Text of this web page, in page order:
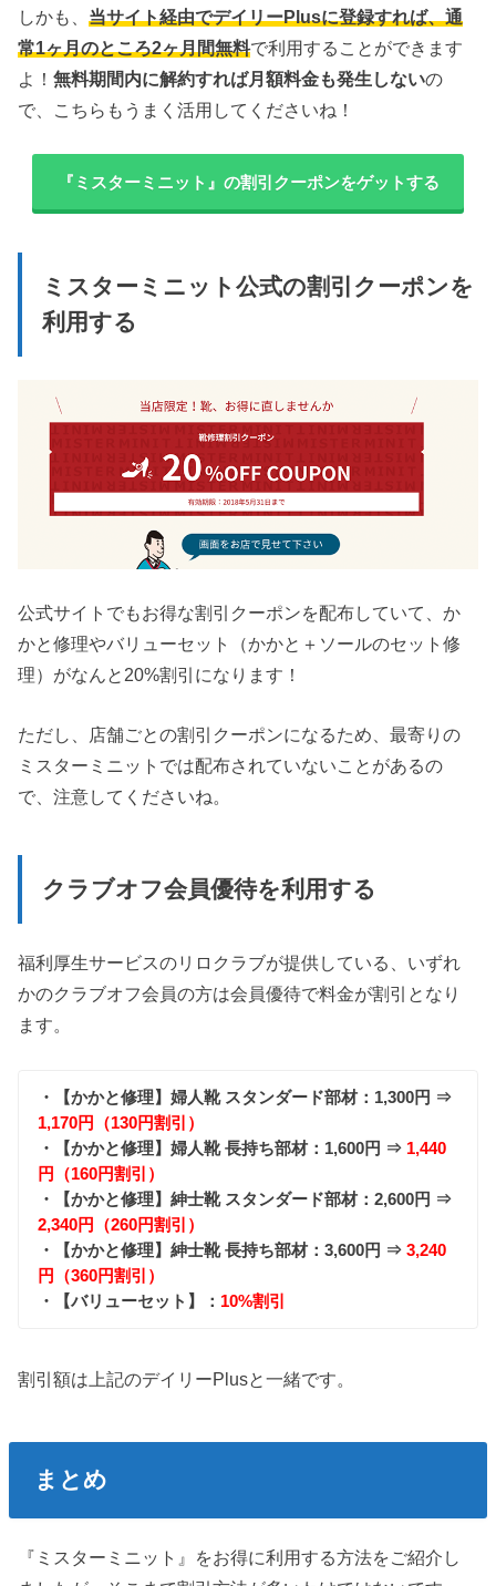
しかも、当サイト経由でデイリーPlusに登録すれば、通
常1ヶ月のところ2ヶ月間無料で利用することができます
よ！無料期間内に解約すれば月額料金も発生しないの
で、こちらもうまく活用してくださいね！
『ミスターミニット』の割引クーポンをゲットする
ミスターミニット公式の割引クーポンを
利用する
公式サイトでもお得な割引クーポンを配布していて、か
かと修理やバリューセット（かかと＋ソールのセット修
理）がなんと20%割引になります！
ただし、店舗ごとの割引クーポンになるため、最寄りの
ミスターミニットでは配布されていないことがあるの
で、注意してくださいね。
クラブオフ会員優待を利用する
福利厚生サービスのリロクラブが提供している、いずれ
かのクラブオフ会員の方は会員優待で料金が割引となり
ます。
・【かかと修理】婦人靴 スタンダード部材：1,300円 ⇒
1,170円（130円割引）
・【かかと修理】婦人靴 長持ち部材：1,600円 ⇒ 1,440
円（160円割引）
・【かかと修理】紳士靴 スタンダード部材：2,600円 ⇒
2,340円（260円割引）
・【かかと修理】紳士靴 長持ち部材：3,600円 ⇒3,240
円（360円割引）
・【バリューセット】： 10%割引
割引額は上記のデイリーPlusと一緒です。
まとめ
『ミスターミニット』をお得に利用する方法をご紹介し